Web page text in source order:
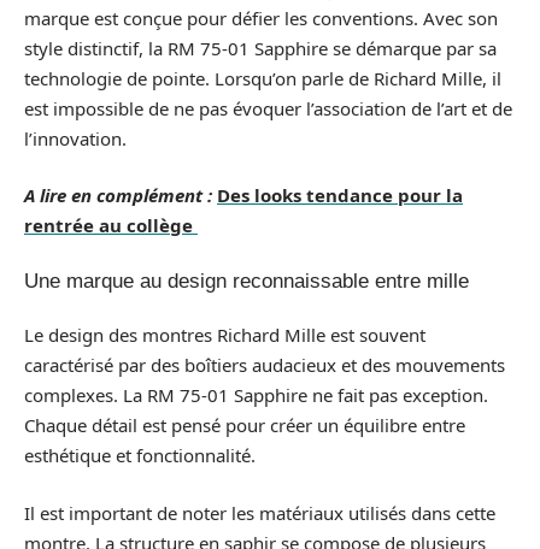
marque est conçue pour défier les conventions. Avec son
style distinctif, la RM 75-01 Sapphire se démarque par sa
technologie de pointe. Lorsqu’on parle de Richard Mille, il
est impossible de ne pas évoquer l’association de l’art et de
l’innovation.
A lire en complément : Des looks tendance pour la
rentrée au collège
Une marque au design reconnaissable entre mille
Le design des montres Richard Mille est souvent
caractérisé par des boîtiers audacieux et des mouvements
complexes. La RM 75-01 Sapphire ne fait pas exception.
Chaque détail est pensé pour créer un équilibre entre
esthétique et fonctionnalité.
Il est important de noter les matériaux utilisés dans cette
montre. La structure en saphir se compose de plusieurs